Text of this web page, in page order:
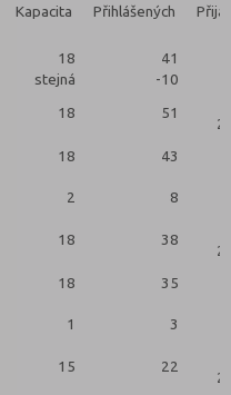
Kapacita Přihlášených
18
stejná
41
-10
18 51
2
18 43
2 8
18 38
2
18 35
1 3
15 22
2